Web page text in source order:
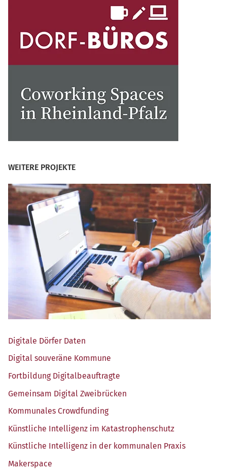
WEITERE PROJEKTE
Digi­ta­le Dör­fer Daten
Digi­tal sou­ve­rä­ne Kommune
Fort­bil­dung Digitalbeauftragte
Gemein­sam Digi­tal Zweibrücken
Kom­mu­na­les Crowdfunding
Künst­li­che Intel­li­genz im Katastrophenschutz
Künst­li­che Intel­li­genz in der kom­mu­na­len Praxis
Maker­space